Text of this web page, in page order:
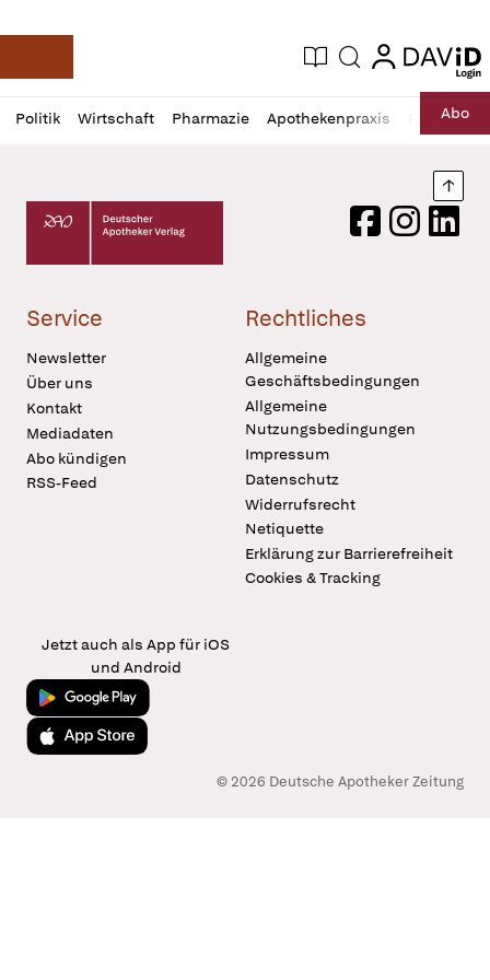
Deutsche Apotheker Zeitung
Aktuelle Ausgabe
Suche login
login
Politik Wirtschaft Pharmazie Apothekenpraxis RechtAbo
Profil
öffnen
Daz
Pur
Deutscher Apotheker Verlag Logo
FacebookInstagram
Service
Newsletter
Über uns
Kontakt
Mediadaten
Abo kündigen
RSS-Feed
Rechtliches
Allgemeine
Geschäftsbedingungen
Allgemeine
Nutzungsbedingungen
Impressum
Datenschutz
Widerrufsrecht
Netiquette
Erklärung zur Barrierefreiheit
Cookies & Tracking
Jetzt auch als App für iOS
und Android
Jetzt bei Google Play
Laden im App Store
© 2026 Deutsche Apotheker Zeitung